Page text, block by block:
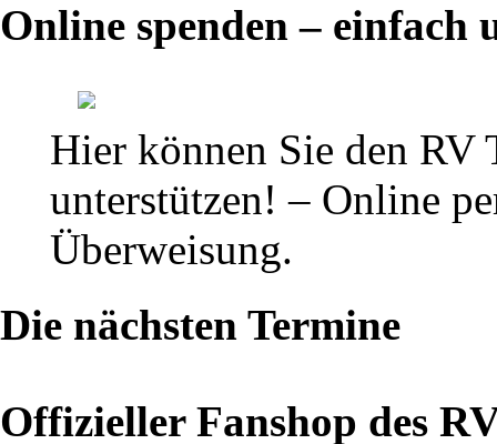
Online spenden – einfach
Hier können Sie den RV
unterstützen! – Online
Überweisung.
Die nächsten Termine
Offizieller Fanshop des
Ansetzungen
Ergebnisse
Bundesliga
Nord
2013
–
Hinrunde